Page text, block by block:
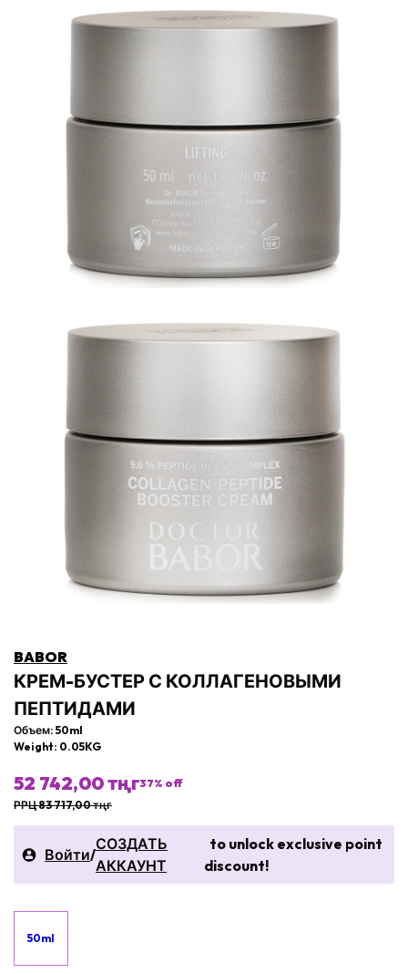
BABOR
КРЕМ-БУСТЕР С КОЛЛАГЕНОВЫМИ
ПЕПТИДАМИ
Объем: 50ml
Weight: 0.05KG
52 742,00 тңг37% off
РРЦ 83 717,00 тңг
Войти/
СОЗДАТЬ
АККАУНТ
to unlock exclusive point
discount!
50ml